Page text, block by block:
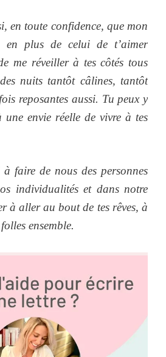
en toute confidence, que mon
plus de celui de t’aimer
me réveiller à tes côtés tous
nuits tantôt câlines, tantôt
reposantes aussi. Tu peux y
envie réelle de vivre à tes
à faire de nous des personnes
individualités et dans notre
à aller au bout de tes rêves, à
ensemble.